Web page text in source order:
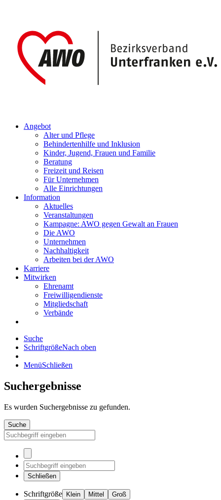
Angebot
Alter und Pflege
Behindertenhilfe und Inklusion
Kinder, Jugend, Frauen und Familie
Beratung
Freizeit und Reisen
Für Unternehmen
Alle Einrichtungen
Information
Aktuelles
Veranstaltungen
Kampagne: AWO gegen Gewalt an Frauen
Die AWO
Unternehmen
Nachhaltigkeit
Arbeiten bei der AWO
Karriere
Mitwirken
Ehrenamt
Freiwilligendienste
Mitgliedschaft
Verbände
Suche
SchriftgrößeNach oben
MenüSchließen
Suchergebnisse
Es wurden Suchergebnisse zu gefunden.
Suche
Schließen
Schriftgröße Klein Mittel
Groß